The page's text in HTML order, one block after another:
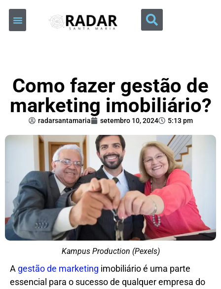
Como fazer gestão de
marketing imobiliário?
radarsantamaria setembro 10, 2024 5:13 pm
Kampus Production (Pexels)
A gestão de marketing imobiliário é uma parte
essencial para o sucesso de qualquer empresa do